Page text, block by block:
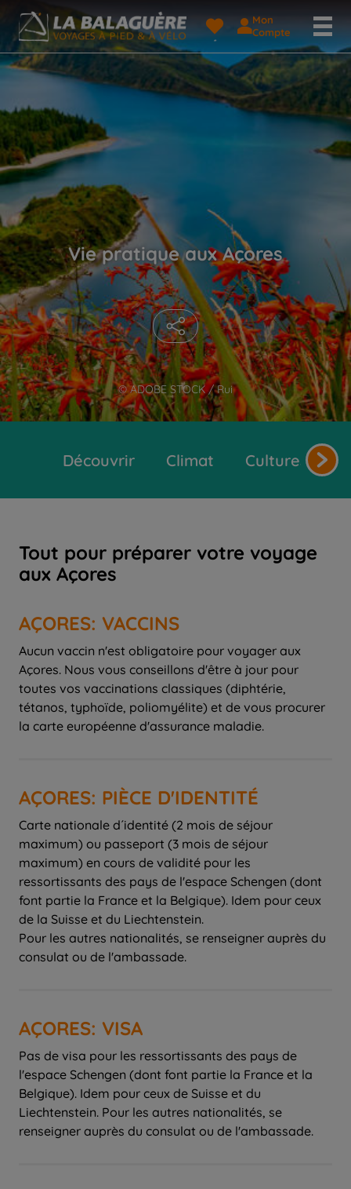
Mon
Compte
© ADOBE STOCK / Rui
Vie pratique aux Açores
Découvrir Climat Cultures et
Tout pour préparer votre voyage
aux Açores
AÇORES: VACCINS
Aucun vaccin n'est obligatoire pour voyager aux
Açores. Nous vous conseillons d'être à jour pour
toutes vos vaccinations classiques (diphtérie,
tétanos, typhoïde, poliomyélite) et de vous procurer
la carte européenne d'assurance maladie.
AÇORES: PIÈCE D'IDENTITÉ
Carte nationale d´identité (2 mois de séjour
maximum) ou passeport (3 mois de séjour
maximum) en cours de validité pour les
ressortissants des pays de l'espace Schengen (dont
font partie la France et la Belgique). Idem pour ceux
de la Suisse et du Liechtenstein.
Pour les autres nationalités, se renseigner auprès du
consulat ou de l'ambassade.
AÇORES: VISA
Pas de visa pour les ressortissants des pays de
l'espace Schengen (dont font partie la France et la
Belgique). Idem pour ceux de Suisse et du
Liechtenstein. Pour les autres nationalités, se
renseigner auprès du consulat ou de l'ambassade.